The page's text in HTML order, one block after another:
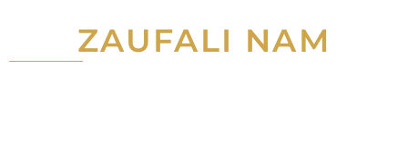
ZAUFALI NAM